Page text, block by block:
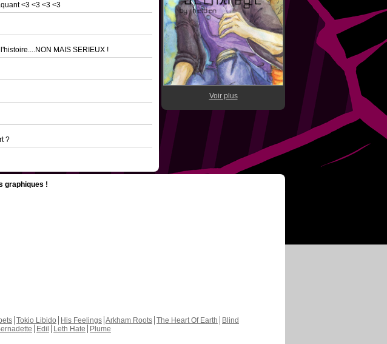
<3 <3 <3 <3
MAIS SERIEUX !
?
Voir plus
graphiques !
Tokio Libido His Feelings Arkham Roots The Heart Of Earth
Blind
Edil Leth Hate
Plume